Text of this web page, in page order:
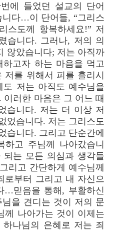
에 들었던 설교의 단어
다…이 단어들, “그리스
스도께 항복하세요!” 저
습니다. 그러나, 저의 의
않았습니다; 저는 아직까
하고자 하는 마음을 먹고
저를 위해서 피를 흘리시
도 저는 아직도 예수님을
러한 마음은 그 어느 때
습니다. 저는 더 이상 저
었습니다. 저는 그리스도
습니다. 그리고 단순간에
하고 주님께 나아갔습니
는 모든 의심과 생각들
리고 간단하게 예수님께
로부터 그리고 내 자신으
…믿음을 통해, 부활하신
을 견디는 것이 저의 문
께 나아가는 것이 이제는
나님의 은혜로 저는 죄